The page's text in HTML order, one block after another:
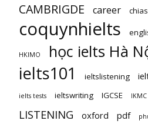
CAMBRIGDE career
coquynhielts
HKIMO học ielts Hà
ielts101 ieltslistening
ielts tests ieltswriting IGCSE IKMC
LISTENING oxford pdf